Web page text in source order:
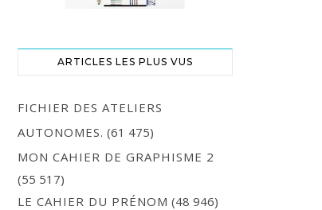
ARTICLES LES PLUS VUS
FICHIER DES ATELIERS
AUTONOMES. (61 475)
MON CAHIER DE GRAPHISME 2
(55 517)
LE CAHIER DU PRÉNOM (48 946)